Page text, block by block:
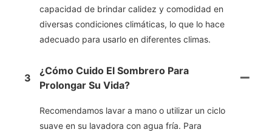
capacidad de brindar calidez y comodidad en
diversas condiciones climáticas, lo que lo hace
adecuado para usarlo en diferentes climas.
3
¿Cómo Cuido El Sombrero Para
Prolongar Su Vida?
Recomendamos lavar a mano o utilizar un ciclo
suave en su lavadora con agua fría. Para